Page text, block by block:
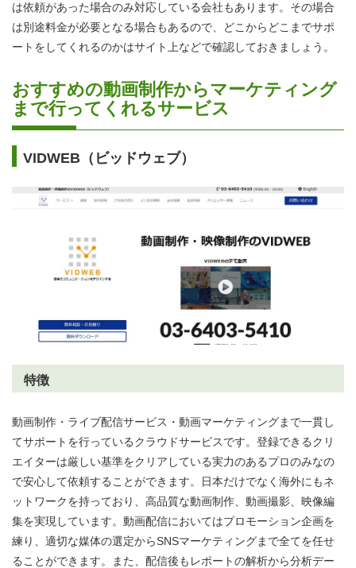
は依頼があった場合のみ対応している会社もあります。その場合
は別途料金が必要となる場合もあるので、どこからどこまでサポ
ートをしてくれるのかはサイト上などで確認しておきましょう。
おすすめの動画制作からマーケティング
まで行ってくれるサービス
VIDWEB（ビッドウェブ）
特徴
動画制作・ライブ配信サービス・動画マーケティングまで一貫し
てサポートを行っているクラウドサービスです。登録できるクリ
エイターは厳しい基準をクリアしている実力のあるプロのみなの
で安心して依頼することができます。日本だけでなく海外にもネ
ットワークを持っており、高品質な動画制作、動画撮影、映像編
集を実現しています。動画配信においてはプロモーション企画を
練り、適切な媒体の選定からSNSマーケティングまで全てを任せ
ることができます。また、配信後もレポートの解析から分析デー